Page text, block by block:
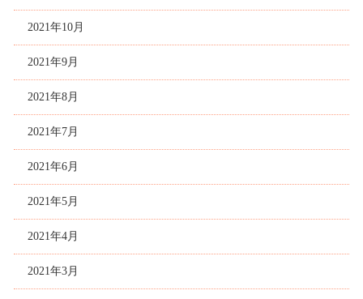
2021年10月
2021年9月
2021年8月
2021年7月
2021年6月
2021年5月
2021年4月
2021年3月